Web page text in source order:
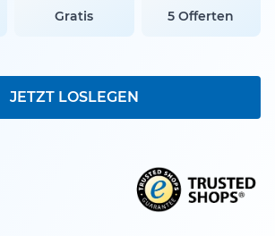
Gratis 5 Offerten
JETZT LOSLEGEN